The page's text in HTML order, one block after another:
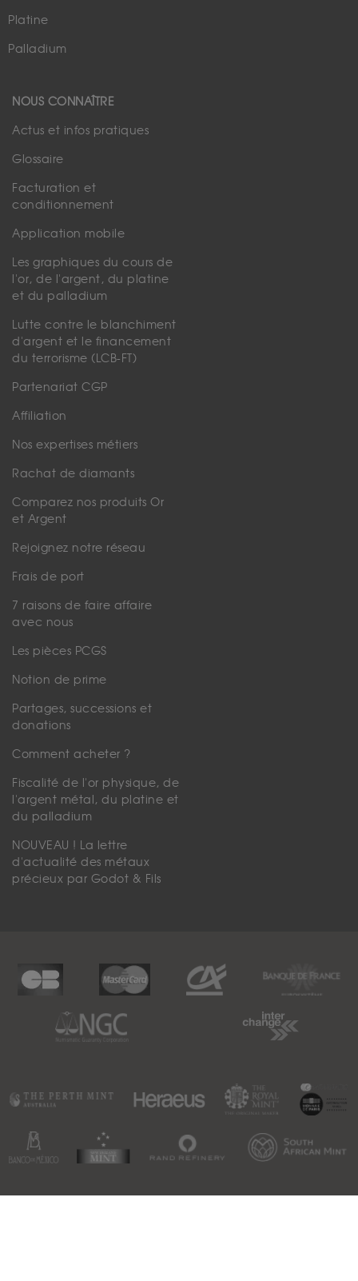
Platine
Palladium
NOUS CONNAÎTRE
Actus et infos pratiques
Glossaire
Facturation et
conditionnement
Application mobile
Les graphiques du cours de
l'or, de l'argent, du platine
et du palladium
Lutte contre le blanchiment
d'argent et le financement
du terrorisme (LCB-FT)
Partenariat CGP
Affiliation
Nos expertises métiers
Rachat de diamants
Comparez nos produits Or
et Argent
Rejoignez notre réseau
Frais de port
7 raisons de faire affaire
avec nous
Les pièces PCGS
Notion de prime
Partages, successions et
donations
Comment acheter ?
Fiscalité de l'or physique, de
l'argent métal, du platine et
du palladium
NOUVEAU ! La lettre
d'actualité des métaux
précieux par Godot & Fils